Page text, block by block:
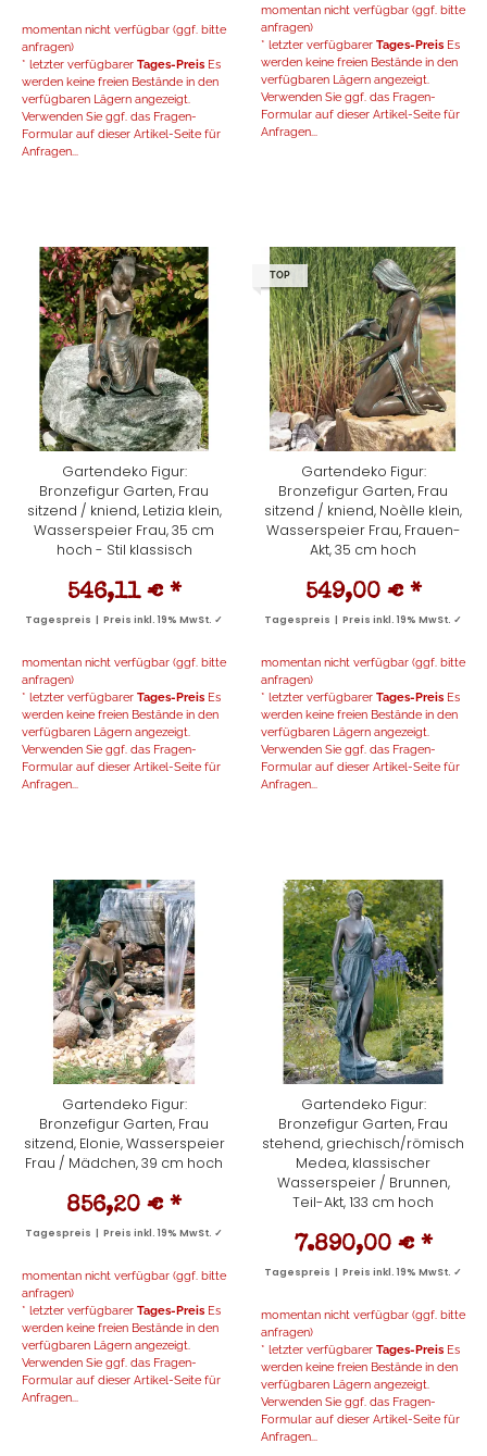
momentan nicht verfügbar (ggf. bitte
anfragen)
* letzter verfügbarer Tages-Preis Es
werden keine freien Bestände in den
verfügbaren Lägern angezeigt.
Verwenden Sie ggf. das Fragen-
Formular auf dieser Artikel-Seite für
Anfragen...
momentan nicht verfügbar (ggf. bitte
anfragen)
* letzter verfügbarer Tages-Preis Es
werden keine freien Bestände in den
verfügbaren Lägern angezeigt.
Verwenden Sie ggf. das Fragen-
Formular auf dieser Artikel-Seite für
Anfragen...
Gartendeko Figur:
Bronzefigur Garten, Frau
sitzend / kniend, Letizia klein,
Wasserspeier Frau, 35 cm
hoch - Stil klassisch
546,11 € *
Tagespreis | Preis inkl. 19% MwSt. ✓
momentan nicht verfügbar (ggf. bitte
anfragen)
* letzter verfügbarer Tages-Preis Es
werden keine freien Bestände in den
verfügbaren Lägern angezeigt.
Verwenden Sie ggf. das Fragen-
Formular auf dieser Artikel-Seite für
Anfragen...
TOP
Gartendeko Figur:
Bronzefigur Garten, Frau
sitzend / kniend, Noèlle klein,
Wasserspeier Frau, Frauen-
Akt, 35 cm hoch
549,00 € *
Tagespreis | Preis inkl. 19% MwSt. ✓
momentan nicht verfügbar (ggf. bitte
anfragen)
* letzter verfügbarer Tages-Preis Es
werden keine freien Bestände in den
verfügbaren Lägern angezeigt.
Verwenden Sie ggf. das Fragen-
Formular auf dieser Artikel-Seite für
Anfragen...
Gartendeko Figur:
Bronzefigur Garten, Frau
sitzend, Elonie, Wasserspeier
Frau / Mädchen, 39 cm hoch
856,20 € *
Tagespreis | Preis inkl. 19% MwSt. ✓
momentan nicht verfügbar (ggf. bitte
anfragen)
* letzter verfügbarer Tages-Preis Es
werden keine freien Bestände in den
verfügbaren Lägern angezeigt.
Verwenden Sie ggf. das Fragen-
Formular auf dieser Artikel-Seite für
Anfragen...
Gartendeko Figur:
Bronzefigur Garten, Frau
stehend, griechisch/römisch
Medea, klassischer
Wasserspeier / Brunnen,
Teil-Akt, 133 cm hoch
7.890,00 € *
Tagespreis | Preis inkl. 19% MwSt. ✓
momentan nicht verfügbar (ggf. bitte
anfragen)
* letzter verfügbarer Tages-Preis Es
werden keine freien Bestände in den
verfügbaren Lägern angezeigt.
Verwenden Sie ggf. das Fragen-
Formular auf dieser Artikel-Seite für
Anfragen...